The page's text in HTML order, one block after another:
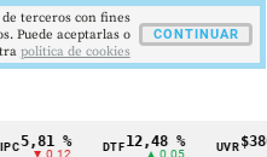
IPC5,81 %
▼ 0.12
DTF12,48 %
▲ 0.05
UVR
terceros con fines
Puede aceptarlas o
politica de cookies
CONTINUAR